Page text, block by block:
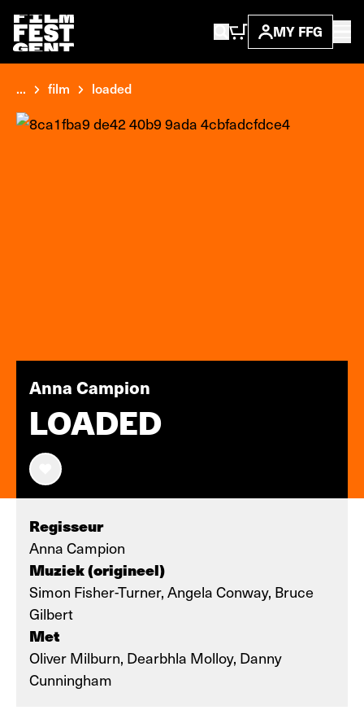
MY FFG
... film loaded
Anna Campion
LOADED
Regisseur
Anna Campion
Muziek (origineel)
Simon Fisher-Turner, Angela Conway, Bruce
Gilbert
Met
Oliver Milburn, Dearbhla Molloy, Danny
Cunningham